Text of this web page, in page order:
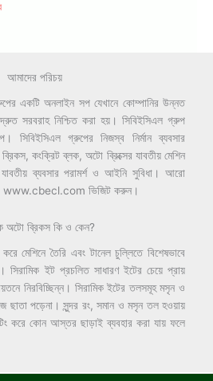
আমাদের পরিচয়
একটি অনলাইন সপ যেখানে কোম্পানির উন্নত
দ্রুত সরবরাহ নিশ্চিত করা হয়। সিবিইসিএল গ্রুপ
সিবিইসিএল গ্রুপের নিজস্ব নির্মান ব্যবসার
কংক্রিট ব্লক, অটো ব্রিক্সের যাবতীয় মেশিন
ব্যবসার পরামর্শ ও আইনি সুবিধা। আরো
www.cbecl.com ভিজিট করুন।
অটো ব্রিকস কি ও কেন?
মেশিনে তৈরি এবং টানেল চুল্লিতে বিশেষভাবে
ইট প্রচলিত সাধারণ ইটের চেয়ে প্রায়
নিরবিচ্ছিন্ন। সিরামিক ইটের তলসমূহ মসৃন ও
ছাতা পড়েনা। সুন্দর রং, সমান ও মসৃন তল হওয়ায়
করে কোন আস্তর ছাড়াই ব্যবহার করা যায় ফলে